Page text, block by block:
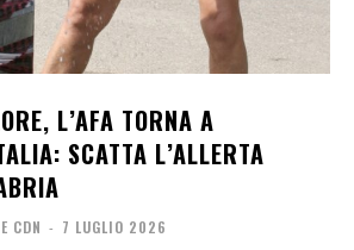
L’AFA TORNA A
SCATTA L’ALLERTA
CDN - 7 LUGLIO 2026